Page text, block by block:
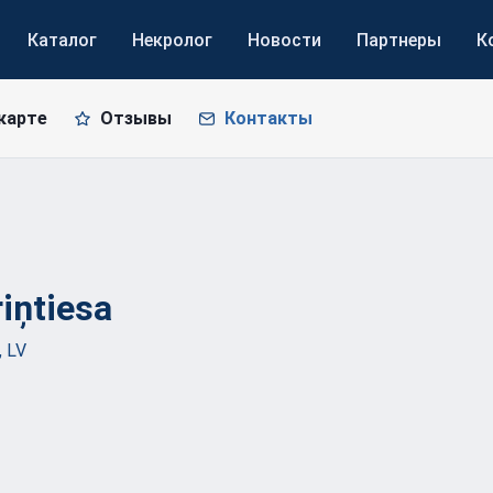
Каталог Некролог Новости Партнеры
Отзывы Контакты
LV